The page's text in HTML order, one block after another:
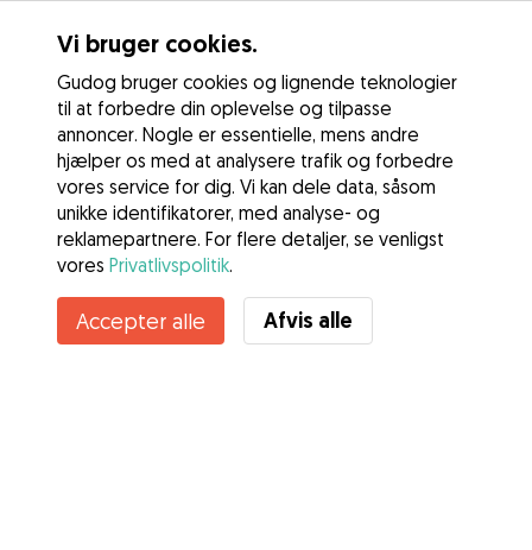
Vi bruger cookies.
Gudog bruger cookies og lignende teknologier
til at forbedre din oplevelse og tilpasse
annoncer. Nogle er essentielle, mens andre
hjælper os med at analysere trafik og forbedre
vores service for dig. Vi kan dele data, såsom
unikke identifikatorer, med analyse- og
reklamepartnere. For flere detaljer, se venligst
vores Privatlivspolitik.
Accepter alle Afvis alle